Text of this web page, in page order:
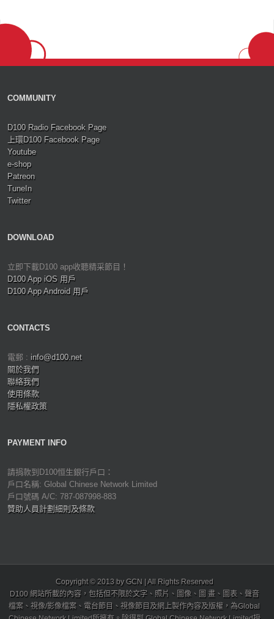
COMMUNITY
D100 Radio Facebook Page
上環D100 Facebook Page
Youtube
e-shop
Patreon
TuneIn
Twitter
DOWNLOAD
立即下載D100 app收聽精采節目！
D100 App iOS 用戶
D100 App Android 用戶
CONTACTS
電郵 : info@d100.net
關於我們
聯絡我們
使用條款
隱私權政策
PAYMENT INFO
請捐款到D100恒生銀行戶口：
戶口名稱: Global Chinese Network Limited
戶口號碼 A/C: 787-087998-883
贊助人員計劃細則及條款
Copyright © 2013 by GCN | All Rights Reserved
D100 網站所載的內容，包括但不限於文字、照片、圖像、圖 畫、圖表、聲音
檔案、視像/影像檔案、電台節目、視像節目及網上製作內容及版權，為Global